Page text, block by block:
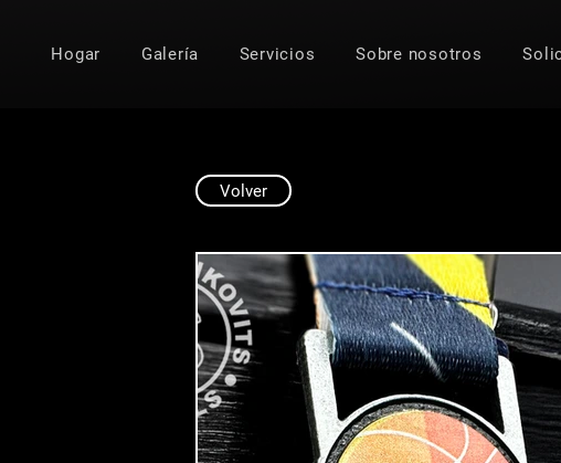
Hogar Galería Servicios Sobre nosotros
Volver